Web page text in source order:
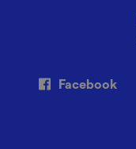
Facebook